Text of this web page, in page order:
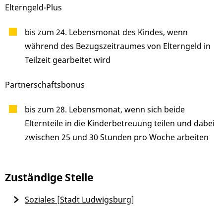
Elterngeld-Plus
bis zum 24. Lebensmonat des Kindes, wenn
während des Bezugszeitraumes von Elterngeld in
Teilzeit gearbeitet wird
Partnerschaftsbonus
bis zum 28. Lebensmonat, wenn sich beide
Elternteile in die Kinderbetreuung teilen und dabei
zwischen 25 und 30 Stunden pro Woche arbeiten
Zuständige Stelle
Soziales [Stadt Ludwigsburg]